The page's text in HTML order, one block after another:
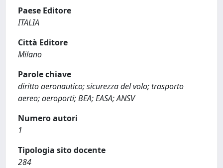
Paese Editore
ITALIA
Città Editore
Milano
Parole chiave
diritto aeronautico; sicurezza del volo; trasporto
aereo; aeroporti; BEA; EASA; ANSV
Numero autori
1
Tipologia sito docente
284